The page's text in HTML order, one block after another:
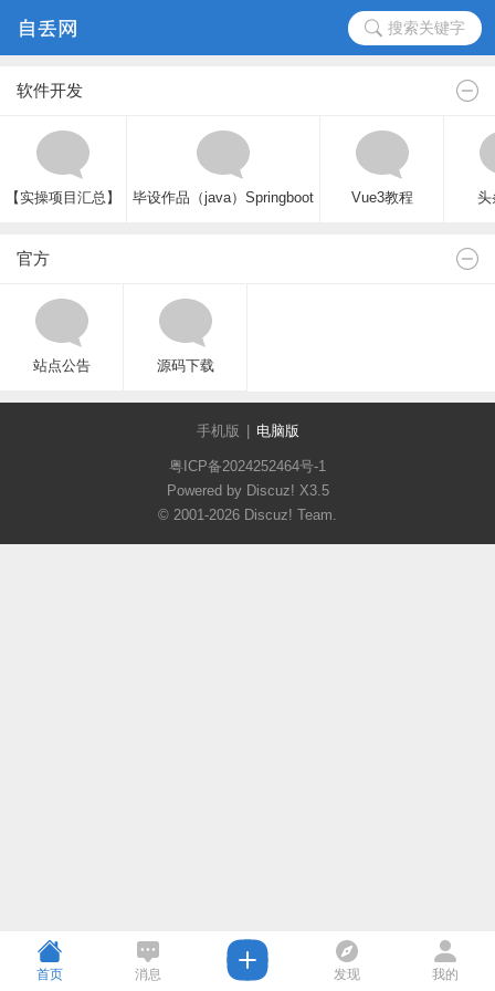
搜索关键字
软件开发
【实操项目汇总】 毕设作品（java）Springboot Vue3教程 头
官方
站点公告 源码下载
手机版 电脑版
粤ICP备2024252464号-1
Powered by Discuz! X3.5
© 2001-2026 Discuz! Team.
首页 消息 发现 我的